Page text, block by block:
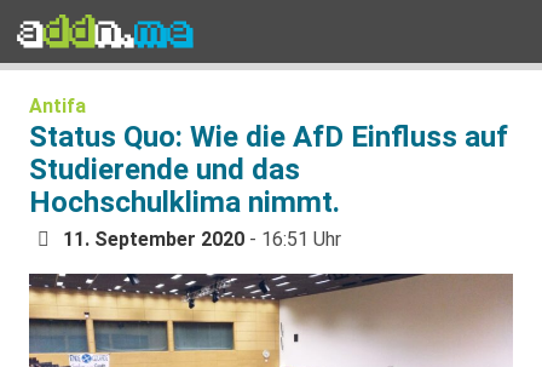
Antifa
Status Quo: Wie die AfD Einfluss auf
Studierende und das
Hochschulklima nimmt.
11. September 2020 - 16:51 Uhr